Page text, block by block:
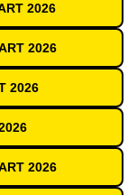
2026
2026
2026
2026